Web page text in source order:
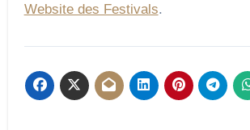
Website des Festivals.